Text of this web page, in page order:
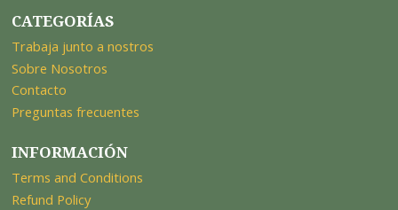
CATEGORÍAS
Trabaja junto a nostros
Sobre Nosotros
Contacto
Preguntas frecuentes
INFORMACIÓN
Terms and Conditions
Refund Policy